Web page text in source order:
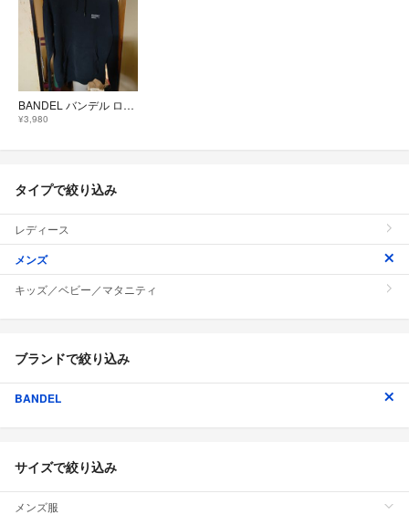
BANDEL バンデル ロゴ パーカー ブラック M
¥3,980
タイプで絞り込み
レディース
メンズ
キッズ／ベビー／マタニティ
ブランドで絞り込み
BANDEL
サイズで絞り込み
メンズ服